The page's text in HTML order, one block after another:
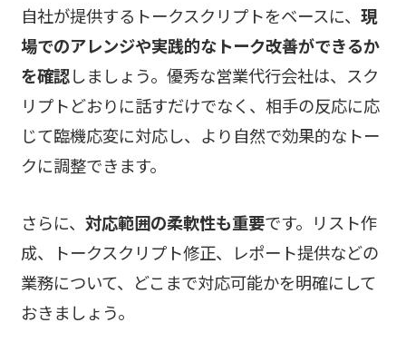
自社が提供するトークスクリプトをベースに、 現
場でのアレンジや実践的なトーク改善ができるか
を確認しましょう。優秀な営業代行会社は、スク
リプトどおりに話すだけでなく、相手の反応に応
じて臨機応変に対応し、より自然で効果的なトー
クに調整できます。
さらに、 対応範囲の柔軟性も重要です。リスト作
成、トークスクリプト修正、レポート提供などの
業務について、どこまで対応可能かを明確にして
おきましょう。